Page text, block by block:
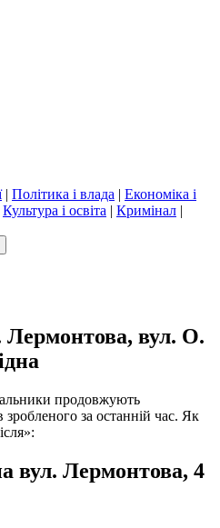
| Політика і влада | Економіка і
Культура і освіта | Кримінал |
вул. О.
продовжують
за останній час. Як
вул. Лермонтова, 4